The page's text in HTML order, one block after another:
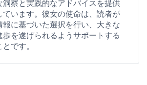
洞察と実践的なアドバイスを提供
ています。彼女の使命は、読者が
報に基づいた選択を行い、大きな
歩を遂げられるようサポートする
とです。